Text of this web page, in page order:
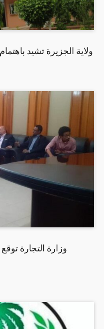
ولاية الجزيرة تشيد
وزارة التجارة